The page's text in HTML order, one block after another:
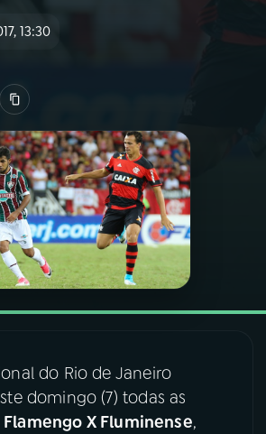
MÚSICA
13:30
do Rio de Janeiro
domingo (7) todas as
Flamengo X Fluminense,